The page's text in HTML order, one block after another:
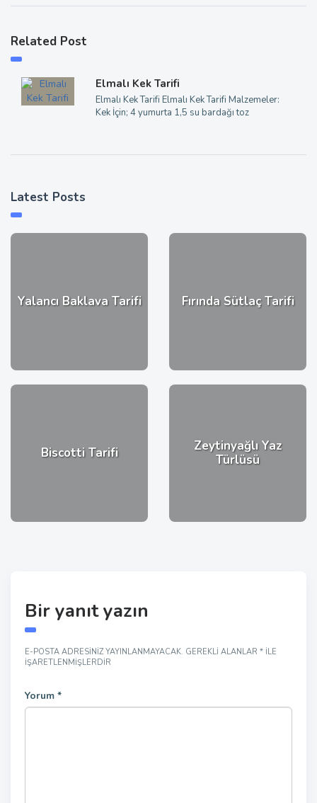
Related Post
Elmalı Kek Tarifi
Elmalı Kek Tarifi Elmalı Kek Tarifi Malzemeler:
Kek İçin; 4 yumurta 1,5 su bardağı toz
Latest Posts
Yalancı Baklava Tarifi Fırında Sütlaç Tarifi
Biscotti Tarifi
Zeytinyağlı Yaz
Türlüsü
Bir yanıt yazın
E-POSTA ADRESINIZ YAYINLANMAYACAK. GEREKLI ALANLAR * ILE
IŞARETLENMIŞLERDIR
Yorum *